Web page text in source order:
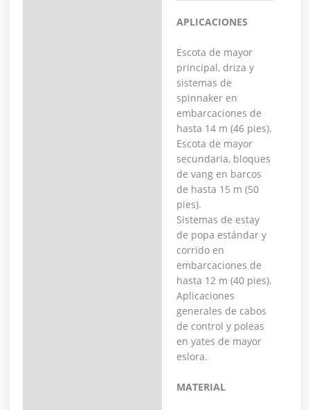
APLICACIONES
Escota de mayor
principal, driza y
sistemas de
spinnaker en
embarcaciones de
hasta 14 m (46 pies).
Escota de mayor
secundaria, bloques
de vang en barcos
de hasta 15 m (50
pies).
Sistemas de estay
de popa estándar y
corrido en
embarcaciones de
hasta 12 m (40 pies).
Aplicaciones
generales de cabos
de control y poleas
en yates de mayor
eslora.
MATERIAL